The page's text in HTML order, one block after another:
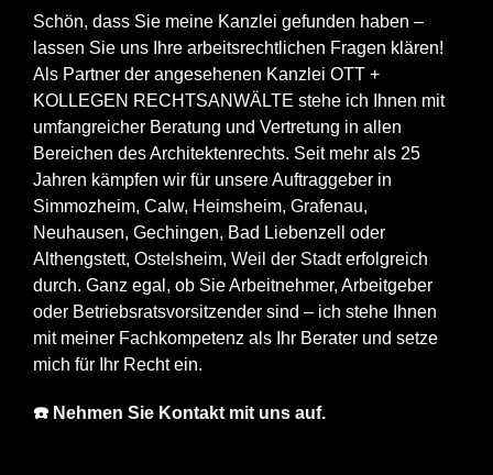
Schön, dass Sie meine Kanzlei gefunden haben –
lassen Sie uns Ihre arbeitsrechtlichen Fragen klären!
Als Partner der angesehenen Kanzlei OTT +
KOLLEGEN RECHTSANWÄLTE stehe ich Ihnen mit
umfangreicher Beratung und Vertretung in allen
Bereichen des Architektenrechts. Seit mehr als 25
Jahren kämpfen wir für unsere Auftraggeber in
Simmozheim, Calw, Heimsheim, Grafenau,
Neuhausen, Gechingen, Bad Liebenzell oder
Althengstett, Ostelsheim, Weil der Stadterfolgreich
durch. Ganz egal, ob Sie Arbeitnehmer, Arbeitgeber
oder Betriebsratsvorsitzender sind – ich stehe Ihnen
mit meiner Fachkompetenz als Ihr Berater und setze
mich für Ihr Recht ein.
☎️ Nehmen Sie Kontakt mit uns auf.